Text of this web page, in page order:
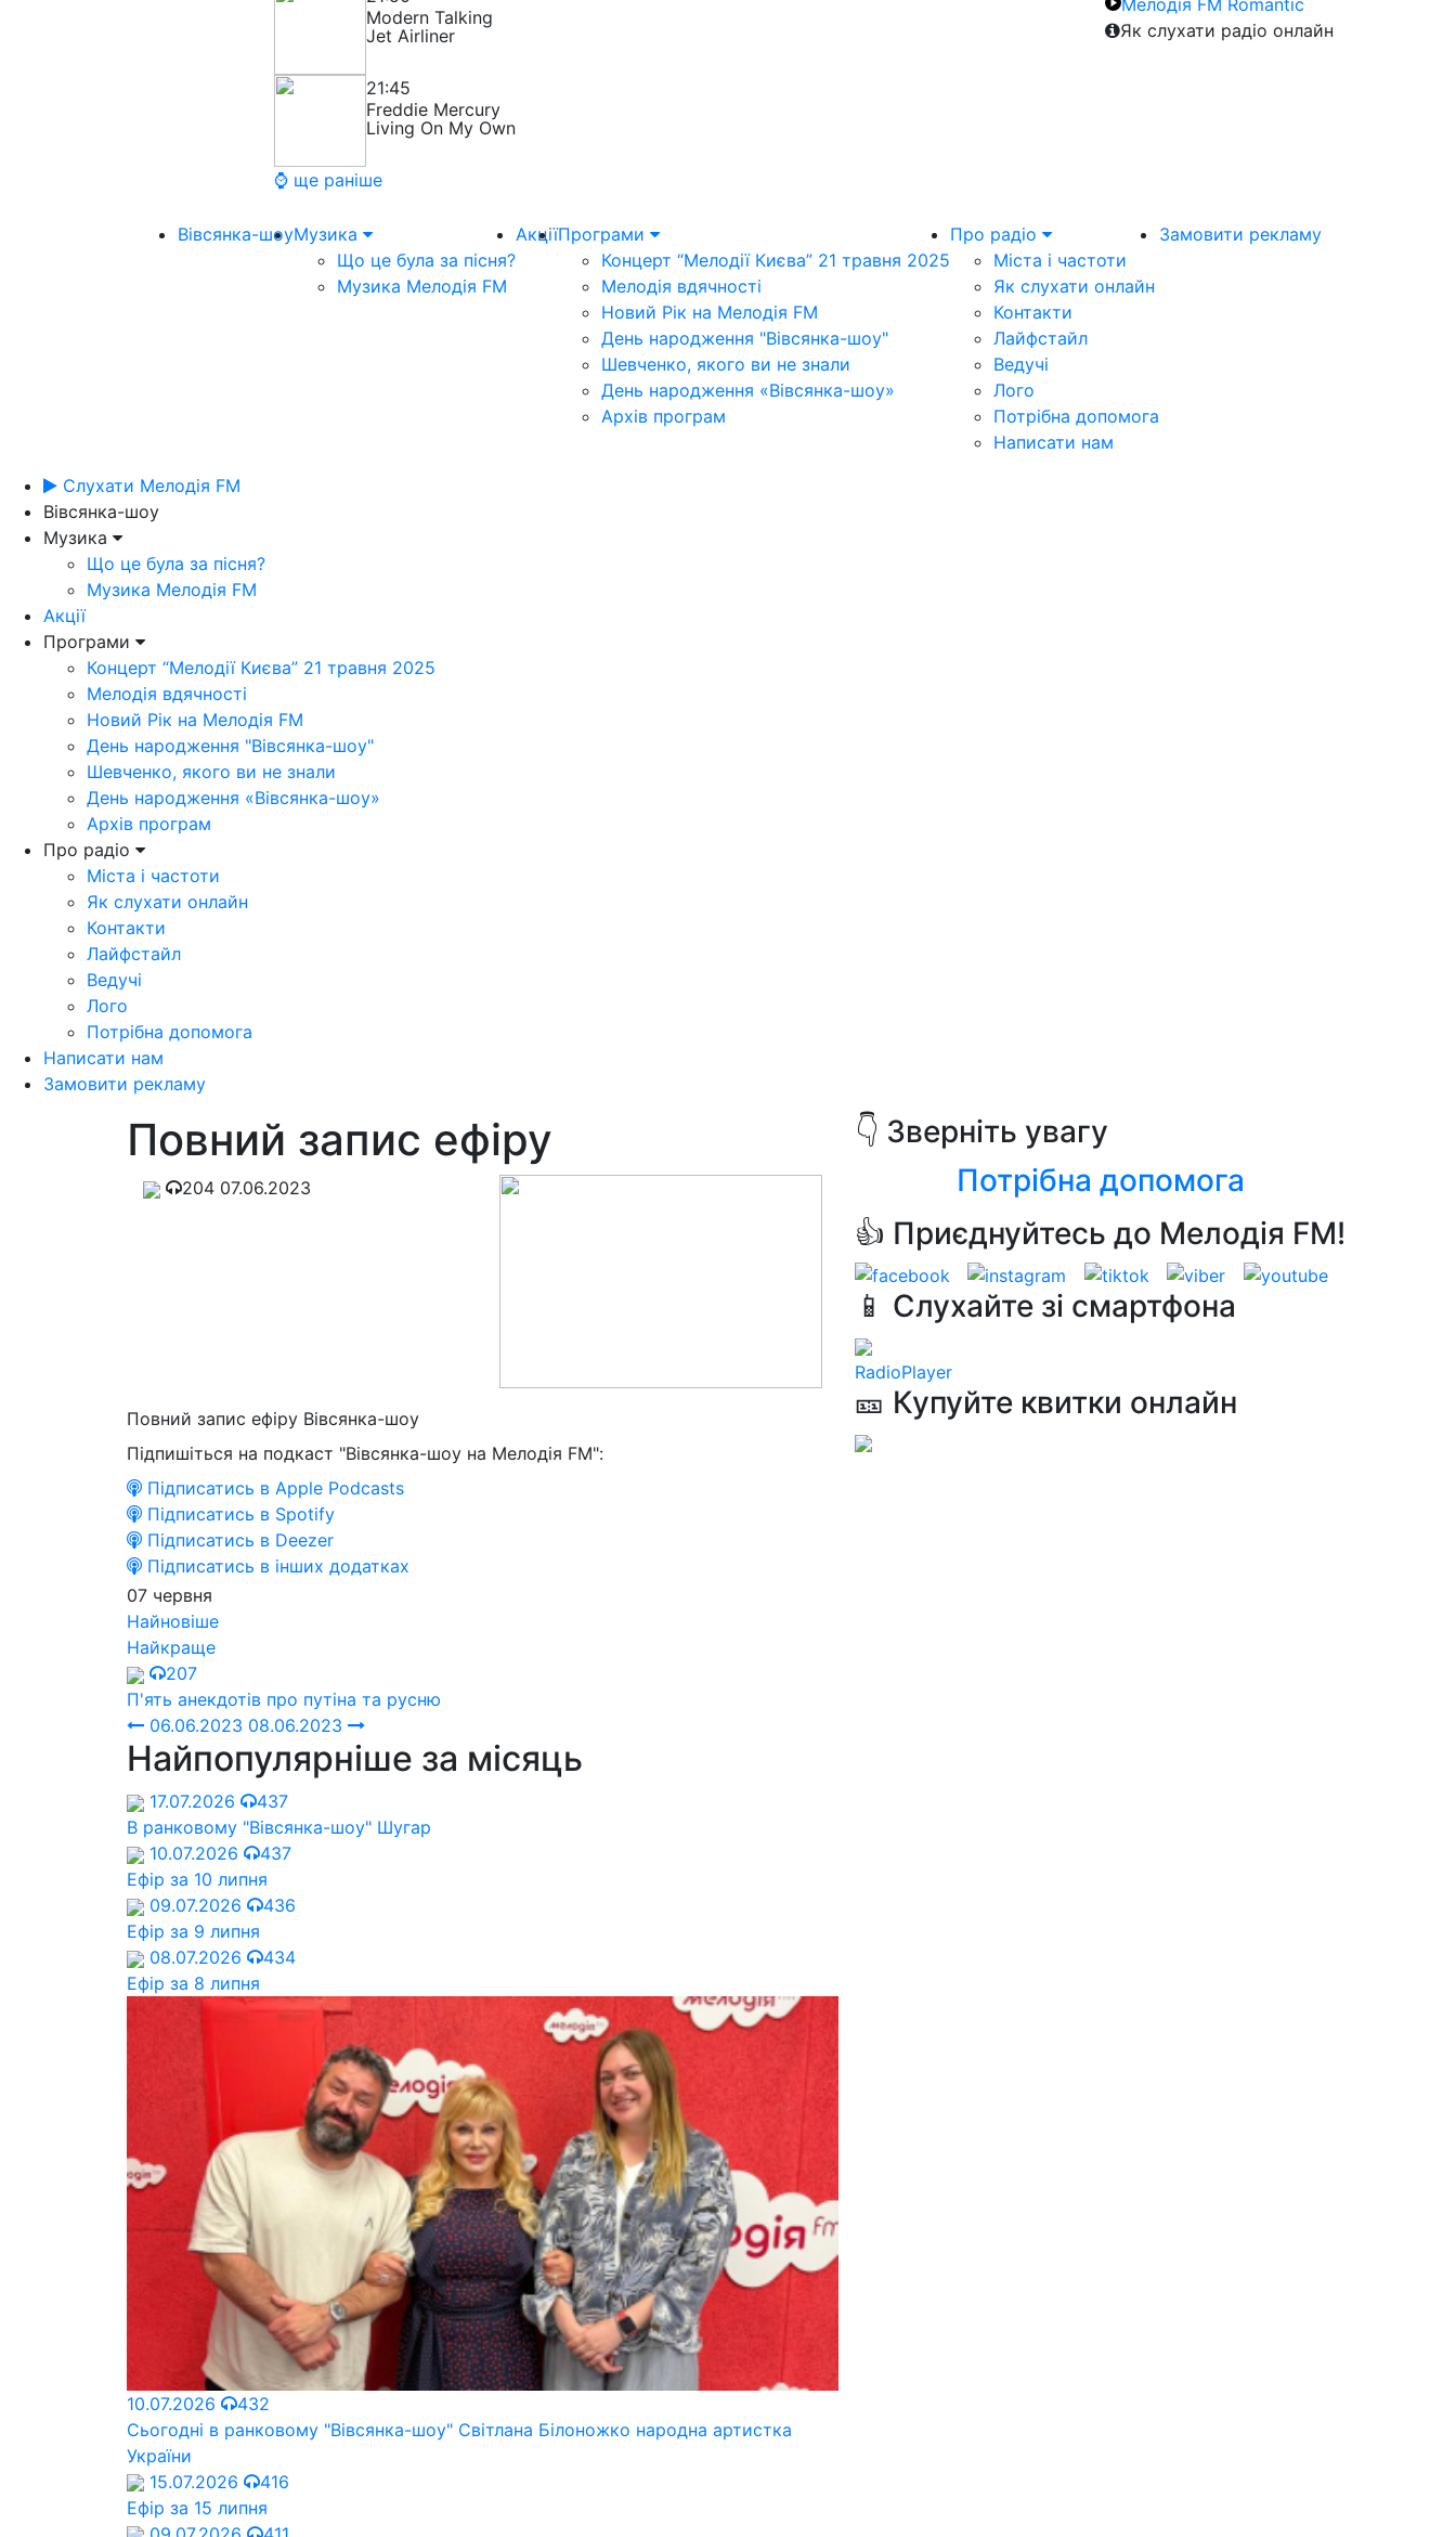
Modern Talking
Jet Airliner
21:45
Freddie Mercury
Living On My Own
⌚ ще раніше
Мелодія FM Romantic
Як слухати радіо онлайн
Вівсянка-шоуМузика
Що це була за пісня?
Музика Мелодія FM
АкціїПрограми
Концерт “Мелодії Києва” 21 травня 2025
Мелодія вдячності
Новий Рік на Мелодія FM
День народження "Вівсянка-шоу"
Шевченко, якого ви не знали
День народження «Вівсянка-шоу»
Архів програм
Про радіо
Міста і частоти
Як слухати онлайн
Контакти
Лайфстайл
Ведучі
Лого
Потрібна допомога
Написати нам
Замовити рекламу
Слухати Мелодія FM
Вівсянка-шоу
Музика
Що це була за пісня?
Музика Мелодія FM
Акції
Програми
Концерт “Мелодії Києва” 21 травня 2025
Мелодія вдячності
Новий Рік на Мелодія FM
День народження "Вівсянка-шоу"
Шевченко, якого ви не знали
День народження «Вівсянка-шоу»
Архів програм
Про радіо
Міста і частоти
Як слухати онлайн
Контакти
Лайфстайл
Ведучі
Лого
Потрібна допомога
Написати нам
Замовити рекламу
Повний запис ефіру
204 07.06.2023
Повний запис ефіру Вівсянка-шоу
Підпишіться на подкаст "Вівсянка-шоу на Мелодія FM":
Підписатись в Apple Podcasts
Підписатись в Spotify
Підписатись в Deezer
Підписатись в інших додатках
07 червня
Найновіше
Найкраще
207
П'ять анекдотів про путіна та русню
06.06.2023 08.06.2023
Найпопулярніше за місяць
17.07.2026
437
В ранковому "Вівсянка-шоу" Шугар
10.07.2026
437
Ефір за 10 липня
09.07.2026
436
Ефір за 9 липня
08.07.2026
434
Ефір за 8 липня
10.07.2026
432
Сьогодні в ранковому "Вівсянка-шоу" Cвітлана Білоножко народна артистка
України
15.07.2026
416
Ефір за 15 липня
👇 Зверніть увагу
Потрібна допомога
👍 Приєднуйтесь до Мелодія FM!
📱 Слухайте зі смартфона
RadioPlayer
🎫 Купуйте квитки онлайн